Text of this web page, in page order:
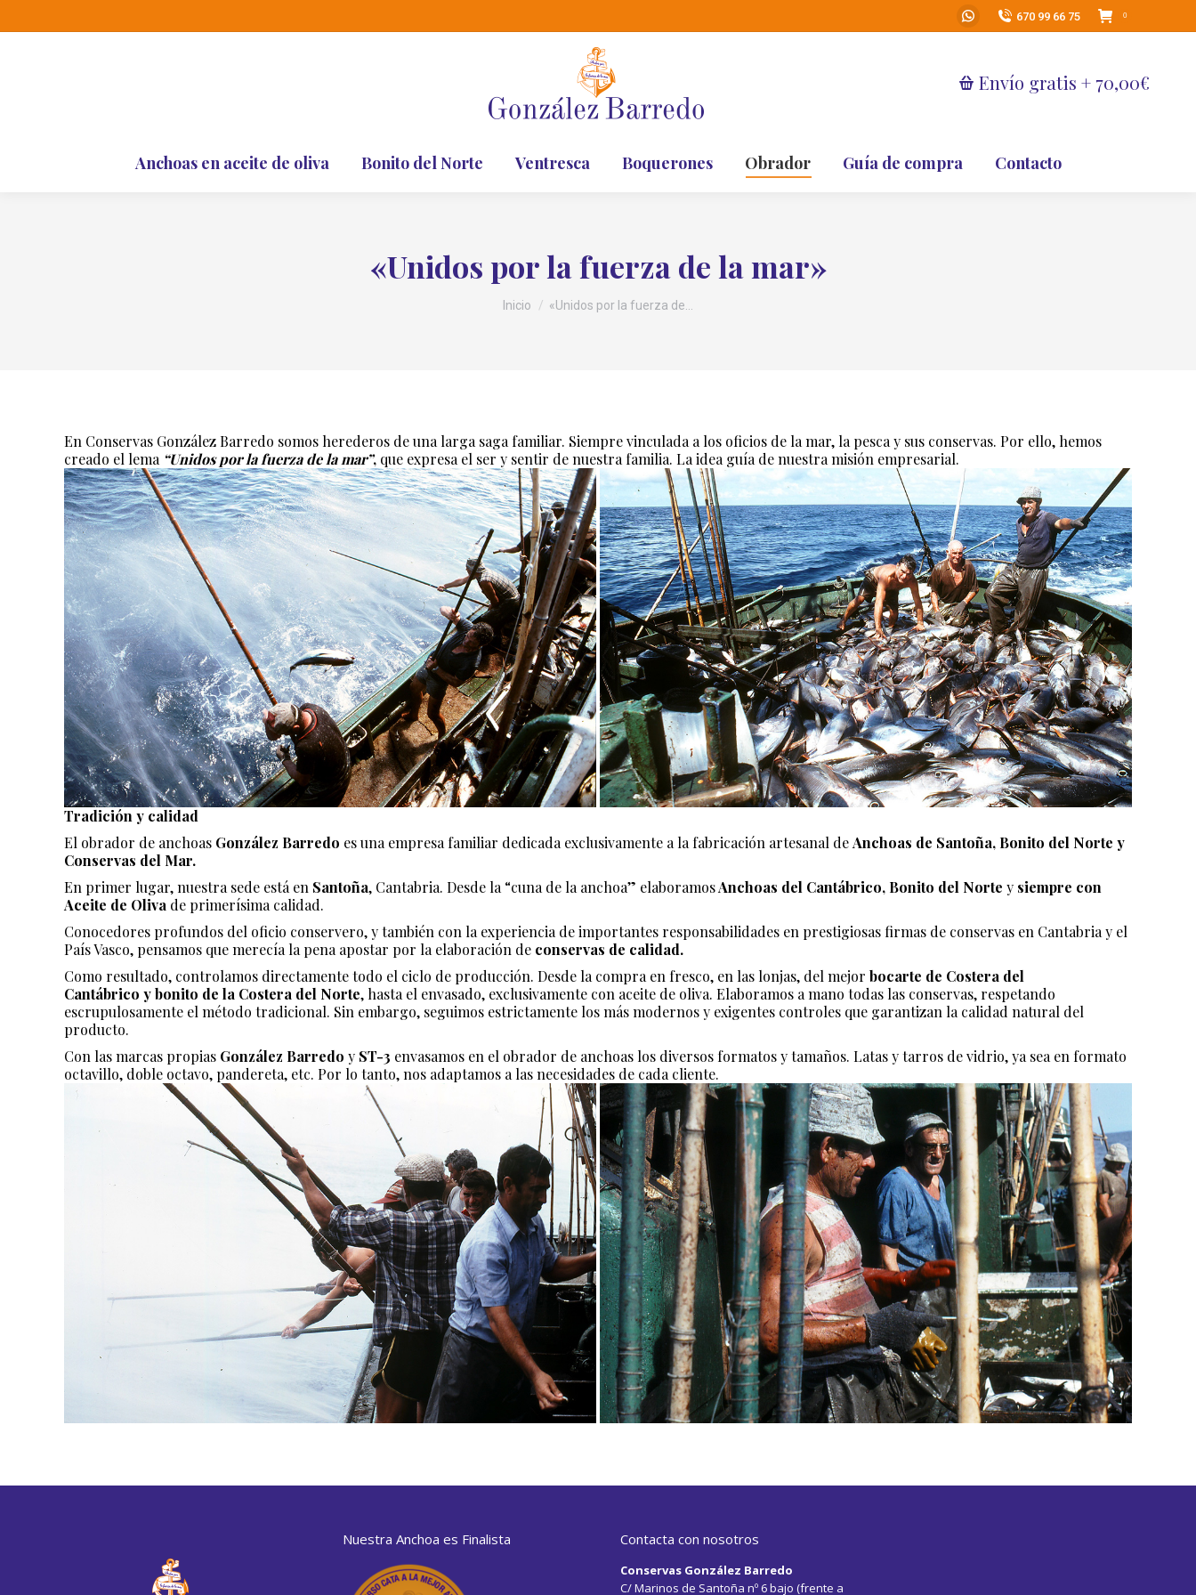
Whatsapp
opens
in
670 99 66 75 0
Envío gratis + 70,00€
Anchoas en aceite de oliva Bonito del Norte Ventresca Boquerones Obrador Guía de compra Contacto
«Unidos por la fuerza de la mar»
Inicio «Unidos por la fuerza de…
En Conservas González Barredo somos herederos de una larga saga familiar. Siempre vinculada a los oficios de la mar, la pesca y sus conservas. Por ello, hemos
creado el lema “Unidos por la fuerza de la mar”, que expresa el ser y sentir de nuestra familia. La idea guía de nuestra misión empresarial.
Tradición y calidad
El obrador de anchoas González Barredo es una empresa familiar dedicada exclusivamente a la fabricación artesanal deAnchoas de Santoña, Bonito del Norte y
Conservas del Mar.
En primer lugar, nuestra sede está en Santoña, Cantabria. Desde la “cuna de la anchoa” elaboramosAnchoas del Cantábrico, Bonito del Norte y siempre con
Aceite de Oliva de primerísima calidad.
Conocedores profundos del oficio conservero, y también con la experiencia de importantes responsabilidades en prestigiosas firmas de conservas en Cantabria y el
País Vasco, pensamos que merecía la pena apostar por la elaboración de conservas de calidad.
Como resultado, controlamos directamente todo el ciclo de producción. Desde la compra en fresco, en las lonjas, del mejor bocarte de Costera del
Cantábrico ybonito de la Costera del Norte, hasta el envasado, exclusivamente con aceite de oliva. Elaboramos a mano todas las conservas, respetando
escrupulosamente el método tradicional. Sin embargo, seguimos estrictamente los más modernos y exigentes controles que garantizan la calidad natural del
producto.
Con las marcas propias González Barredo y ST-3 envasamos en el obrador de anchoas los diversos formatos y tamaños. Latas y tarros de vidrio, ya sea en formato
octavillo, doble octavo, pandereta, etc. Por lo tanto, nos adaptamos a las necesidades de cada cliente.
Nuestra Anchoa es Finalista Contacta con nosotros
Conservas González Barredo
C/ Marinos de Santoña nº 6 bajo (frente a